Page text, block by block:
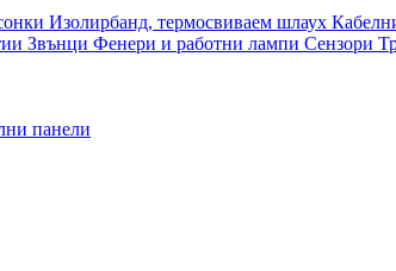
Изолирбанд, термосвиваем шлаух
Звънци Фенери и работни лампи Сензори
панели